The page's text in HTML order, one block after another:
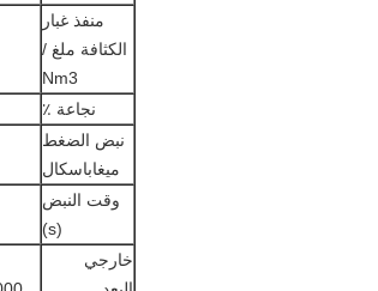
منفذ غبار
الكثافة ملغ /
Nm3
نجاعة ٪
نبض الضغط
ميغاباسكال
وقت النبض
(s)
خارجي